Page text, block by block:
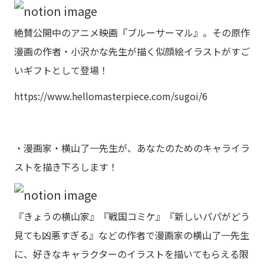
絶賛公開中のアニメ映画『ブルーサーマル』。その原作
漫画の作者・小沢かな先生が描く似顔絵イラストがすご
いギフトとして登場！
https://www.hellomasterpiece.com/sugoi/6
・漫画家・横山了一先生が、あなたのためのキャライラ
ストを描き下ろします！
『きょうの横山家』『戦国コミケ』『新しいパパがどう
見ても凶悪すぎる』などの作者で漫画家の横山了一先生
に、好きなキャラクターのイラストを描いてもらえる限